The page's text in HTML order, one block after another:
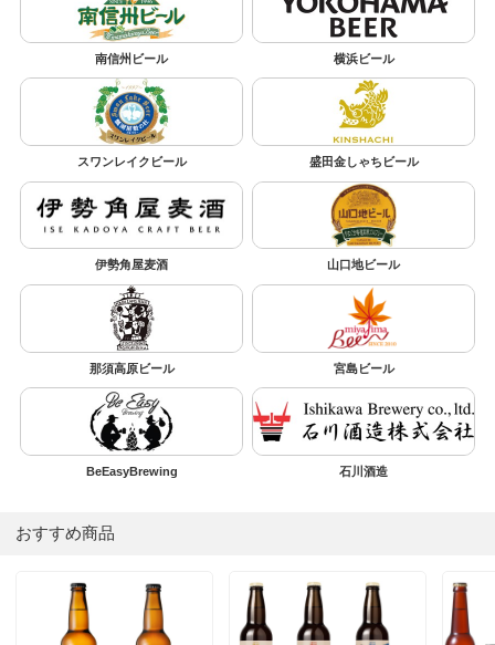
南信州ビール 横浜ビール
スワンレイクビール 盛田金しゃちビール
伊勢角屋麦酒 山口地ビール
那須高原ビール 宮島ビール
BeEasyBrewing 石川酒造
おすすめ商品